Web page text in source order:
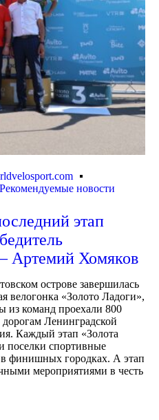
Рекомендуемые новости
этап
Артемий Хомяков
острове завершилась
велогонка «Золото Ладоги»,
из команд проехали 800
Ленинградской
Каждый этап «Золота
поселки спортивные
финишных городках. А этап
мероприятиями в честь